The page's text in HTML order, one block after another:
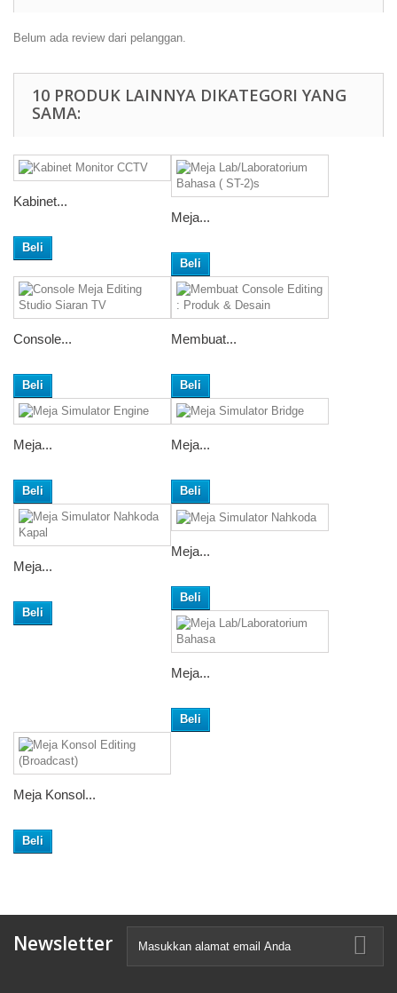
Belum ada review dari pelanggan.
10 PRODUK LAINNYA DIKATEGORI YANG
SAMA:
Kabinet...
Beli
Meja...
Beli
Console...
Beli
Membuat...
Beli
Meja...
Beli
Meja...
Beli
Meja...
Beli
Meja...
Beli
Meja...
Beli
Meja Konsol...
Beli
Newsletter